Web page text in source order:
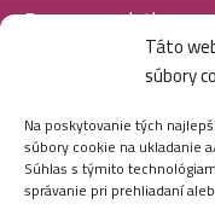
Táto
súbory
Na poskytovanie tých
súbory cookie na ukladanie
Súhlas s týmito
správanie pri prehliadaní
Doprava a platba
SOCIÁLNE SIETE